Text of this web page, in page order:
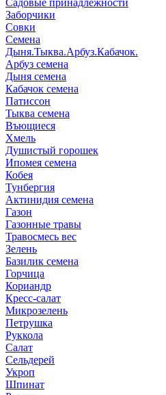
Садовые принадлежности
Заборчики
Совки
Семена
Дыня.Тыква.Арбуз.Кабачок.
Арбуз семена
Дыня семена
Кабачок семена
Патиссон
Тыква семена
Въющиеся
Хмель
Душистый горошек
Ипомея семена
Кобея
Тунбергия
Актинидия семена
Газон
Газонные травы
Травосмесь вес
Зелень
Базилик семена
Горчица
Кориандр
Кресс-салат
Микрозелень
Петрушка
Руккола
Салат
Сельдерей
Укроп
Шпинат